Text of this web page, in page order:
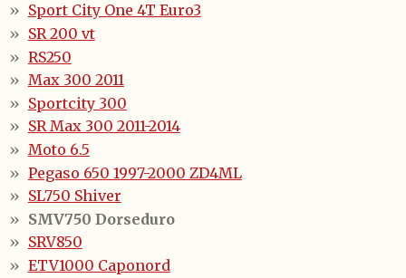
Sport City One 4T Euro3
SR 200 vt
RS250
Max 300 2011
Sportcity 300
SR Max 300 2011-2014
Moto 6.5
Pegaso 650 1997-2000 ZD4ML
SL750 Shiver
SMV750 Dorseduro
SRV850
ETV1000 Caponord